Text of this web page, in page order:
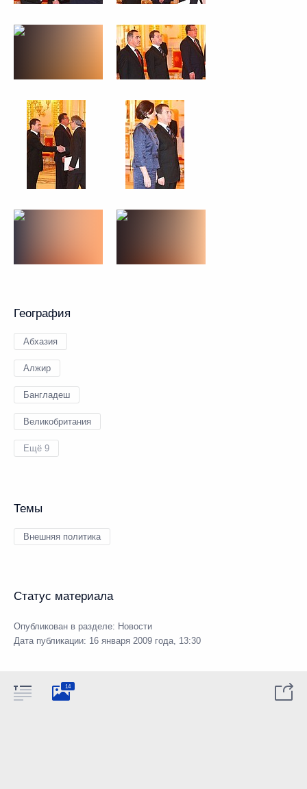
География
Абхазия
Алжир
Бангладеш
Великобритания
Ещё 9
Темы
Внешняя политика
Статус материала
Опубликован в разделе: Новости
Дата публикации: 16 января 2009 года, 13:30
14